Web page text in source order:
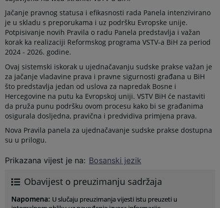
Jačanje pravnog statusa i efikasnosti rada Panela intenzivirano
je u skladu s preporukama i uz podršku Evropske unije.
Potpisivanje novih Pravila o radu Panela predstavlja i važan
korak ka realizaciji Reformskog programa VSTV-a BiH za period
2024 - 2026. godine.
Ovaj sistemski iskorak u ujednačavanju sudske prakse važan je
za jačanje vladavine prava i pravne sigurnosti građana u BiH
što predstavlja jedan od uslova za napredak Bosne i
Hercegovine na putu ka Evropskoj uniji. VSTV BiH će nastaviti
da pruža punu podršku ovom procesu kako bi se građanima
osigurala dosljedna, pravična i predvidiva primjena prava.
Nova Pravila panela za ujednačavanje sudske prakse dostupna
su u prilogu.
Prikazana vijest je na: Bosanski jezik
Obavijest o preuzimanju sadržaja
Napomena: U slučaju preuzimanja vijesti istu preuzeti u